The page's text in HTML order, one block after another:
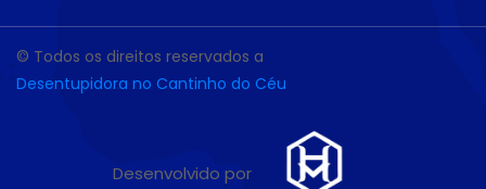
© Todos os direitos reservados a
Desentupidora no Cantinho do Céu
Desenvolvido por